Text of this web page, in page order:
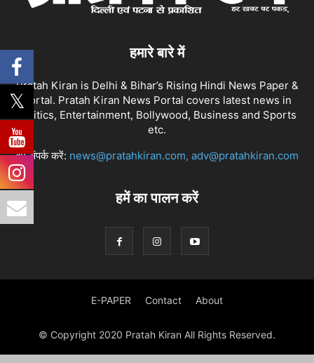
हमारे बारे में
Pratah Kiran is Delhi & Bihar’s Rising Hindi News Paper &
Portal. Pratah Kiran News Portal covers latest news in
Politics, Entertainment, Bollywood, Business and Sports
etc.
हमें संपर्क करें: news@pratahkiran.com, adv@pratahkiran.com
हमें का पालन करें
E-PAPER Contact About
© Copyright 2020 Pratah Kiran All Rights Reserved.